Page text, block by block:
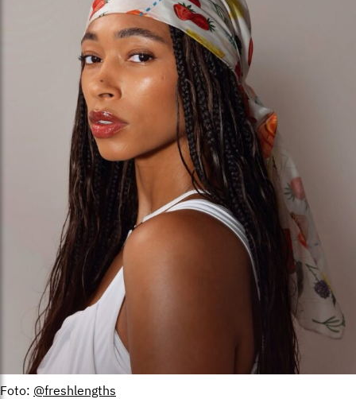
Foto: @freshlengths